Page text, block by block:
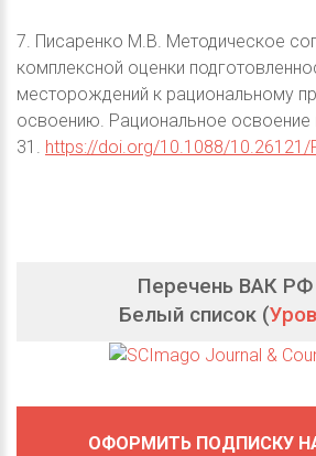
7. Писаренко М.В. Методическое
комплексной оценки
месторождений к рациональному
освоению. Рациональное освоение
31. https://doi.org/10.1088/10.26121/
Перечень ВАК РФ
Белый список (
ОФОРМИТЬ ПОДПИСКУ